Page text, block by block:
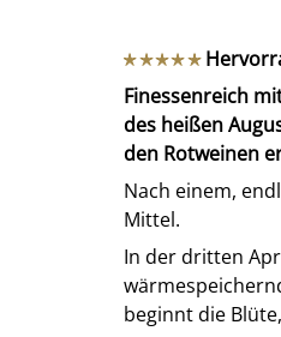
Finessenreich
des heißen
den Rotweinen
Nach einem,
Mittel.
In der dritten
beginnt die